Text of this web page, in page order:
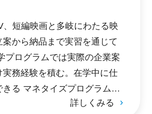
、短編映画と多岐にわたる映
案から納品まで実習を通じて
プログラムでは実際の企業案
実務経験を積む。在学中に仕
きる マネタイズプログラムを
業後すぐにフリーランスとし
詳しくみる